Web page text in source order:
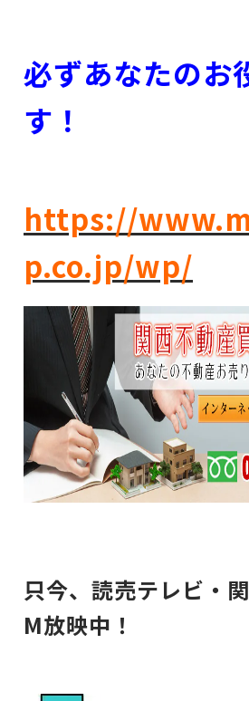
必ずあなたのお
す！
https://
p.co.jp/wp/
只今、読売テレビ・
M放映中！